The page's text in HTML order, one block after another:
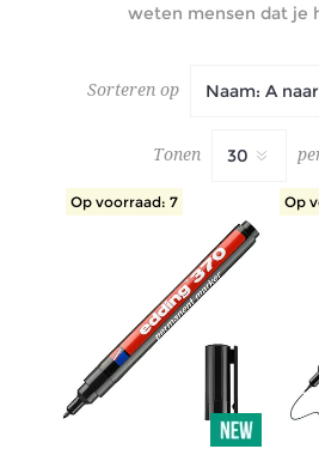
weten mensen dat je
Sorteren op
Tonen
Op voorraad: 7 Op